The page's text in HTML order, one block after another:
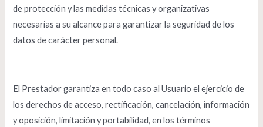
de protección y las medidas técnicas y organizativas
necesarias a su alcance para garantizar la seguridad de los
datos de carácter personal.
El Prestador garantiza en todo caso al Usuario el ejercicio de
los derechos de acceso, rectificación, cancelación, información
y oposición, limitación y portabilidad, en los términos